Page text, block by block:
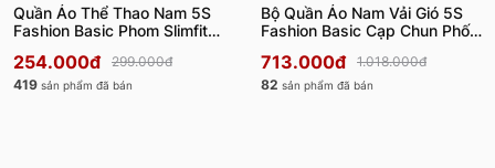
Quần Áo Thể Thao Nam 5S
Fashion Basic Phom Slimfit
254.000đ
299.000đ
419 sản phẩm đã bán
Bộ Quần Áo Nam Vải Gió 5S
Fashion Basic Cạp Chun Phối
713.000đ
1.018.000đ
82 sản phẩm đã bán